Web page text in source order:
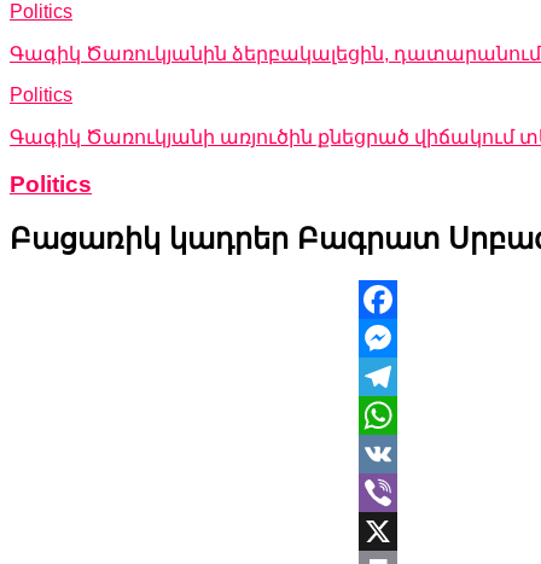
Politics
Գագիկ Ծառուկյանին ձերբակալեցին, դատարանում
Politics
Գագիկ Ծառուկյանի առյուծին քնեցրած
Politics
Բացառիկ կադրեր Բագրատ
Facebook
Messenger
Telegram
WhatsApp
VK
Viber